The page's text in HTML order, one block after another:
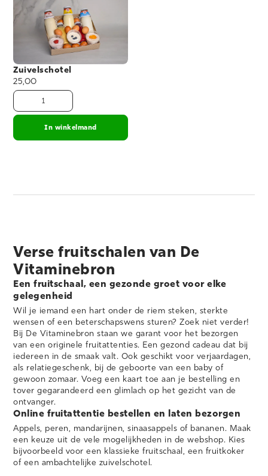
Zuivelschotel
25,00
In winkelmand
Verse fruitschalen van De
Vitaminebron
Een fruitschaal, een gezonde groet voor elke
gelegenheid
Wil je iemand een hart onder de riem steken, sterkte
wensen of een beterschapswens sturen? Zoek niet verder!
Bij De Vitaminebron staan we garant voor het bezorgen
van een originele fruitattenties. Een gezond cadeau dat bij
iedereen in de smaak valt. Ook geschikt voor verjaardagen,
als relatiegeschenk, bij de geboorte van een baby of
gewoon zomaar. Voeg een kaart toe aan je bestelling en
tover gegarandeerd een glimlach op het gezicht van de
ontvanger.
Online fruitattentie bestellen en laten bezorgen
Appels, peren, mandarijnen, sinaasappels of bananen. Maak
een keuze uit de vele mogelijkheden in de webshop. Kies
bijvoorbeeld voor een klassieke fruitschaal, een fruitkoker
of een ambachtelijke zuivelschotel.